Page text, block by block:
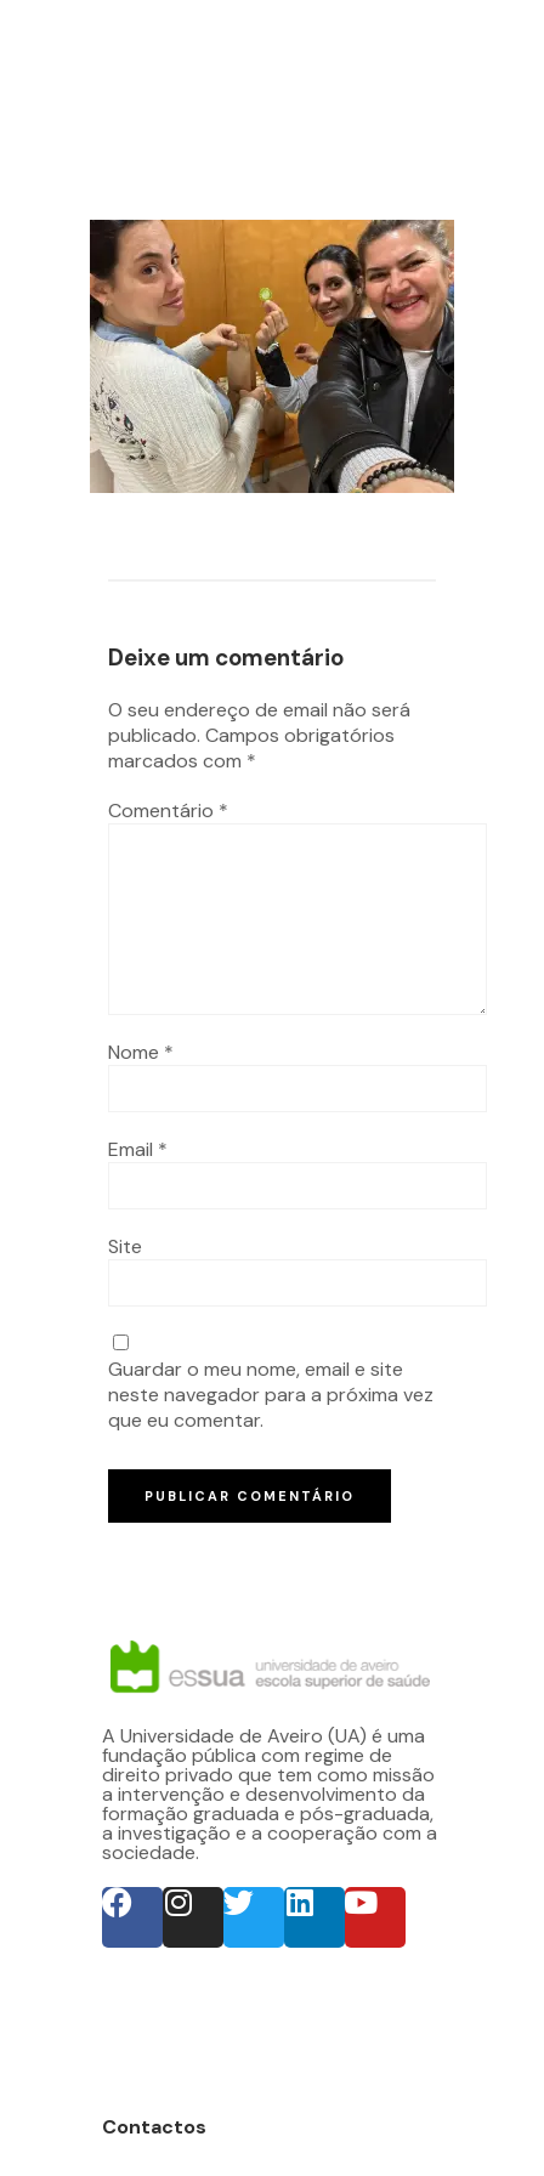
Deixe um comentário
O seu endereço de email não será
publicado. Campos obrigatórios
marcados com *
Comentário *
Nome *
Email *
Site
Guardar o meu nome, email e site
neste navegador para a próxima vez
que eu comentar.
A Universidade de Aveiro (UA) é uma
fundação pública com regime de
direito privado que tem como missão
a intervenção e desenvolvimento da
formação graduada e pós-graduada,
a investigação e a cooperação com a
sociedade.
Contactos